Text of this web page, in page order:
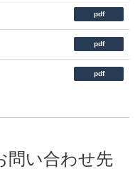
pdf
pdf
pdf
問い合わせ先